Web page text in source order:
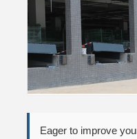
Eager to improve